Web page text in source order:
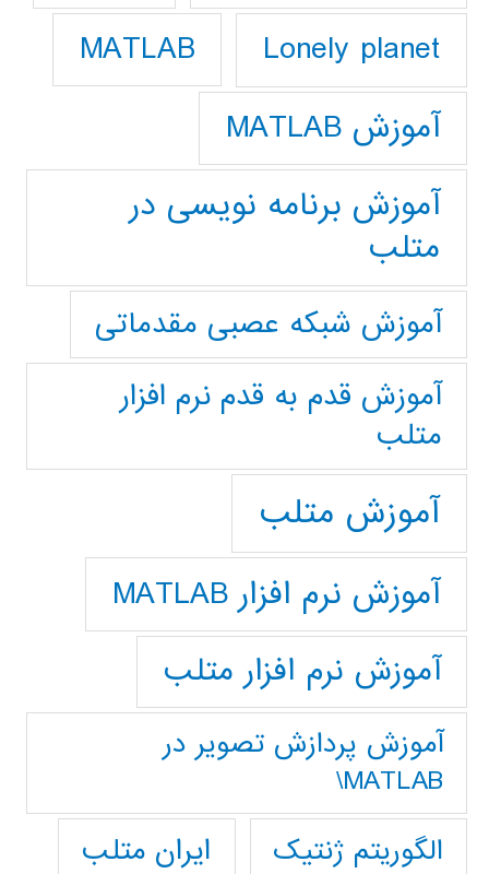
Lonely planet
MATLAB
آموزش MATLAB
آموزش برنامه نویسی در
متلب
آموزش شبکه عصبی مقدماتی
آموزش قدم به قدم نرم افزار
متلب
آموزش متلب
آموزش نرم افزار MATLAB
آموزش نرم افزار متلب
آموزش پردازش تصوير در
MATLAB\
الگوریتم ژنتیک
ایران متلب